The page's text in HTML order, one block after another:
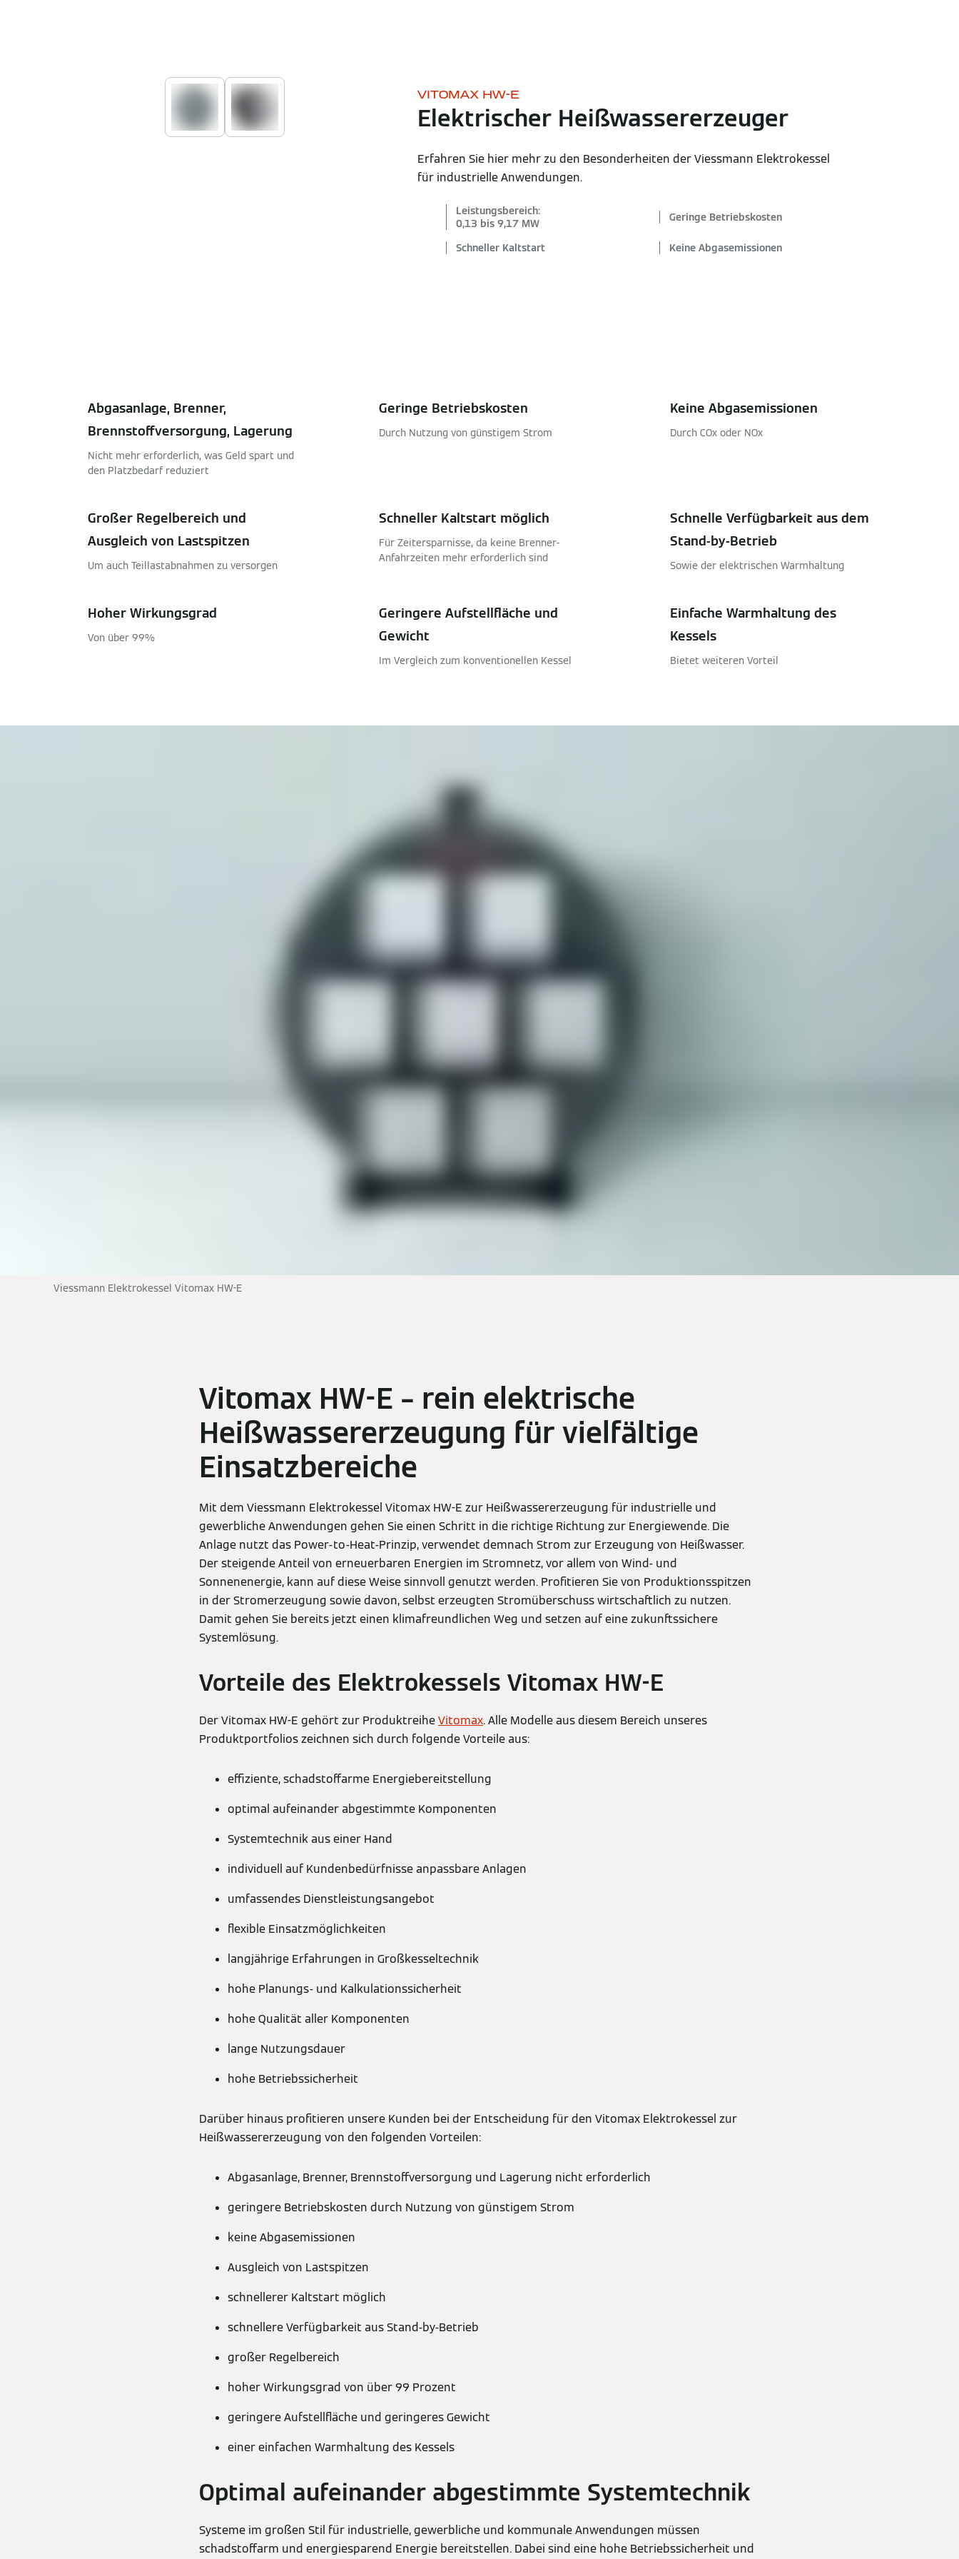
VITOMAX HW-E
Elektrischer Heißwassererzeuger
Erfahren Sie hier mehr zu den Besonderheiten der Viessmann Elektrokessel
für industrielle Anwendungen.
Leistungsbereich:
0,13 bis 9,17 MW
Geringe Betriebskosten
Schneller Kaltstart Keine Abgasemissionen
Abgasanlage, Brenner,
Brennstoffversorgung, Lagerung
Nicht mehr erforderlich, was Geld spart und
den Platzbedarf reduziert
Geringe Betriebskosten
Durch Nutzung von günstigem Strom
Keine Abgasemissionen
Durch COx oder NOx
Großer Regelbereich und
Ausgleich von Lastspitzen
Um auch Teillastabnahmen zu versorgen
Schneller Kaltstart möglich
Für Zeitersparnisse, da keine Brenner-
Anfahrzeiten mehr erforderlich sind
Schnelle Verfügbarkeit aus dem
Stand-by-Betrieb
Sowie der elektrischen Warmhaltung
Hoher Wirkungsgrad
Von über 99%
Geringere Aufstellfläche und
Gewicht
Im Vergleich zum konventionellen Kessel
Einfache Warmhaltung des
Kessels
Bietet weiteren Vorteil
Viessmann Elektrokessel Vitomax HW-E
Vitomax HW-E – rein elektrische
Heißwassererzeugung für vielfältige
Einsatzbereiche
Mit dem Viessmann Elektrokessel Vitomax HW-E zur Heißwassererzeugung für industrielle und
gewerbliche Anwendungen gehen Sie einen Schritt in die richtige Richtung zur Energiewende. Die
Anlage nutzt das Power-to-Heat-Prinzip, verwendet demnach Strom zur Erzeugung von Heißwasser.
Der steigende Anteil von erneuerbaren Energien im Stromnetz, vor allem von Wind- und
Sonnenenergie, kann auf diese Weise sinnvoll genutzt werden. Profitieren Sie von Produktionsspitzen
in der Stromerzeugung sowie davon, selbst erzeugten Stromüberschuss wirtschaftlich zu nutzen.
Damit gehen Sie bereits jetzt einen klimafreundlichen Weg und setzen auf eine zukunftssichere
Systemlösung.
Vorteile des Elektrokessels Vitomax HW-E
Der Vitomax HW-E gehört zur ProduktreiheVitomax. Alle Modelle aus diesem Bereich unseres
Produktportfolios zeichnen sich durch folgende Vorteile aus:
effiziente, schadstoffarme Energiebereitstellung
optimal aufeinander abgestimmte Komponenten
Systemtechnik aus einer Hand
individuell auf Kundenbedürfnisse anpassbare Anlagen
umfassendes Dienstleistungsangebot
flexible Einsatzmöglichkeiten
langjährige Erfahrungen in Großkesseltechnik
hohe Planungs- und Kalkulationssicherheit
hohe Qualität aller Komponenten
lange Nutzungsdauer
hohe Betriebssicherheit
Darüber hinaus profitieren unsere Kunden bei der Entscheidung für den Vitomax Elektrokessel zur
Heißwassererzeugung von den folgenden Vorteilen:
Abgasanlage, Brenner, Brennstoffversorgung und Lagerung nicht erforderlich
geringere Betriebskosten durch Nutzung von günstigem Strom
keine Abgasemissionen
Ausgleich von Lastspitzen
schnellerer Kaltstart möglich
schnellere Verfügbarkeit aus Stand-by-Betrieb
großer Regelbereich
hoher Wirkungsgrad von über 99 Prozent
geringere Aufstellfläche und geringeres Gewicht
einer einfachen Warmhaltung des Kessels
Optimal aufeinander abgestimmte Systemtechnik
Systeme im großen Stil für industrielle, gewerbliche und kommunale Anwendungen müssen
schadstoffarm und energiesparend Energie bereitstellen. Dabei sind eine hohe Betriebssicherheit und